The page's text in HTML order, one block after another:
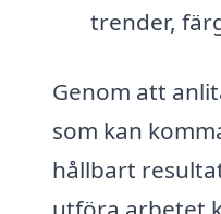
trender,
Genom att
som kan
hållbart